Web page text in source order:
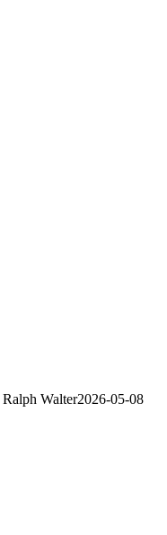
Ralph Walter2026-05-08